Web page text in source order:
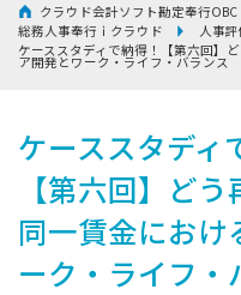
クラウド会計ソフト勘定奉行OBC
総務人事奉行ｉクラウド
人事
ケーススタディで納得！
【第六回】
ア開発とワーク・ライフ・バランス
ケーススタディ
【第六回】ど
同一賃金におけ
ーク・ライフ・